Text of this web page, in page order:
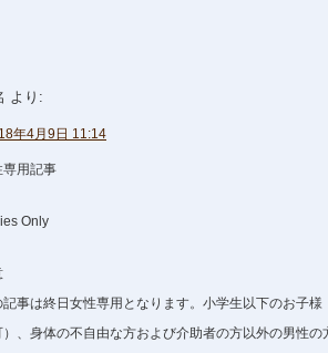
より:
年4月9日 11:14
専用記事
Only
記事は終日女性専用となります。小学生以下のお子様
）、身体の不自由な方および介助者の方以外の男性の